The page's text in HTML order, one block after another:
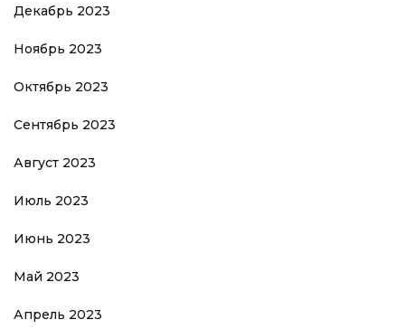
Декабрь 2023
Ноябрь 2023
Октябрь 2023
Сентябрь 2023
Август 2023
Июль 2023
Июнь 2023
Май 2023
Апрель 2023